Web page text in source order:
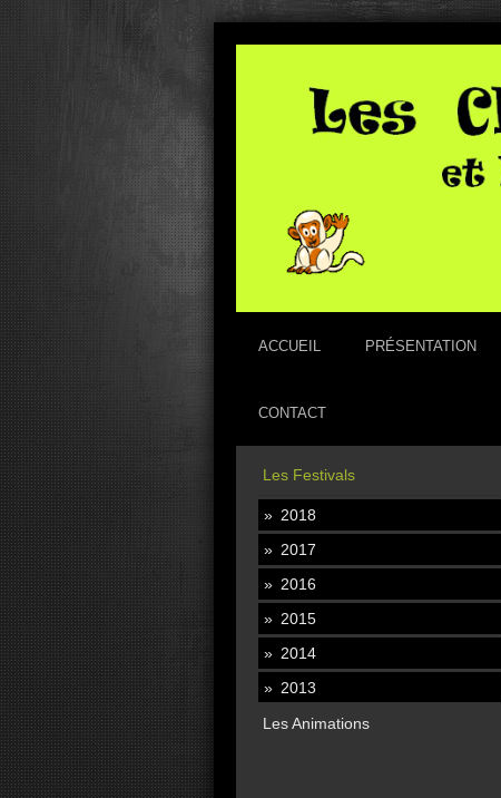
ACCUEIL PRÉSENTATION
CONTACT
Les Festivals
2018
2017
2016
2015
2014
2013
Les Animations